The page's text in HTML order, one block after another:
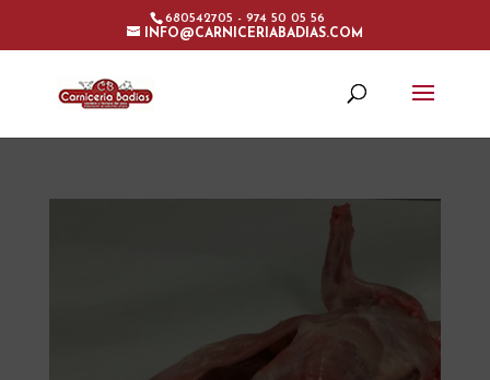
680542705 - 974 50 05 56
INFO@CARNICERIABADIAS.COM